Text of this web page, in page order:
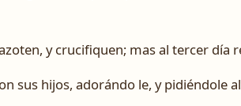
y crucifiquen; mas al tercer día
sus hijos, adorándo le, y pidiéndole